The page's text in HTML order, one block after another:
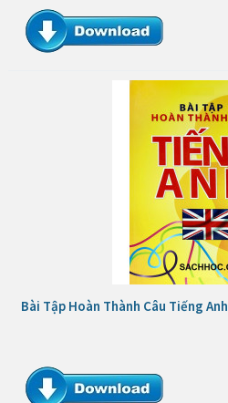
Bài Tập Hoàn Thành Câu Tiếng Anh